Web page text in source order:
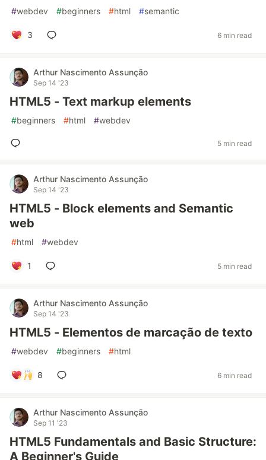
#webdev #beginners #html #semantic
3 6 min read
Arthur Nascimento Assunção
Sep 14 '23
HTML5 - Text markup elements
#beginners #html #webdev
5 min read
Arthur Nascimento Assunção
Sep 14 '23
HTML5 - Block elements and Semantic
web
#html #webdev
1 5 min read
Arthur Nascimento Assunção
Sep 14 '23
HTML5 - Elementos de marcação de texto
#webdev #beginners #html
8 6 min read
Arthur Nascimento Assunção
Sep 11 '23
HTML5 Fundamentals and Basic Structure:
A Beginner's Guide